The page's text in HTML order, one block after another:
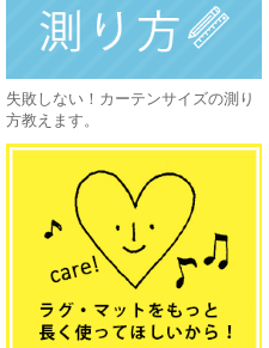
失敗しない！カーテンサイズの測り
方教えます。